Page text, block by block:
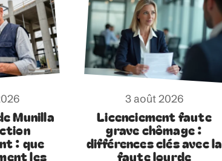
Munilla
: que
les
3 août 2026
Licenciement faute
grave chômage :
différences clés avec la
faute lourde